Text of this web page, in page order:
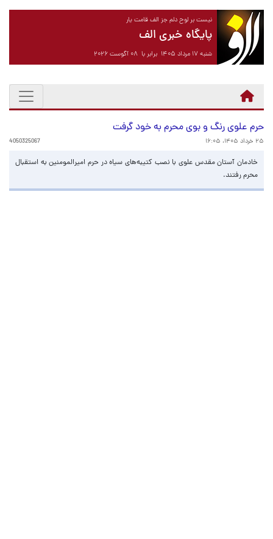
نیست بر لوح دلم جز الف قامت یار
پایگاه خبری الف
شنبه ۱۷ مرداد ۱۴۰۵ برابر با ۰۸ آگوست ۲۰۲۶
حرم علوی رنگ و بوی محرم به خود گرفت
۲۵ خرداد ۱۴۰۵، ۱۶:۰۵ 4050325067
خادمان آستان مقدس علوی با نصب کتیبه‌های سیاه در حرم امیرالمومنین به استقبال
محرم رفتند.